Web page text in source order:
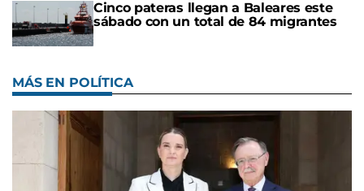
Cinco pateras llegan a Baleares este
sábado con un total de 84 migrantes
MÁS EN POLÍTICA